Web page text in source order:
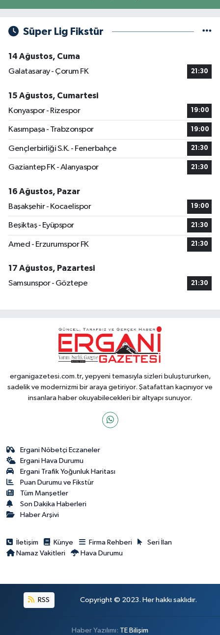
Süper Lig Fikstür
14 Ağustos, Cuma
Galatasaray - Çorum FK
21:30
15 Ağustos, Cumartesi
Konyaspor - Rizespor
19:00
Kasımpaşa - Trabzonspor 19:00
Gençlerbirliği S.K. - Fenerbahçe 21:30
Gaziantep FK - Alanyaspor 21:30
16 Ağustos, Pazar
Başakşehir - Kocaelispor
19:00
Beşiktaş - Eyüpspor 21:30
Amed - Erzurumspor FK 21:30
17 Ağustos, Pazartesi
Samsunspor - Göztepe
21:30
erganigazetesi.com.tr, yepyeni temasıyla sizleri buluştururken,
sadelik ve modernizmi bir araya getiriyor. Şatafattan kaçınıyor ve
insanlara haber okuyabilecekleri bir altyapı sunuyor.
Ergani Nöbetçi Eczaneler
Ergani Hava Durumu
Ergani Trafik Yoğunluk Haritası
Puan Durumu ve Fikstür
Tüm Manşetler
Son Dakika Haberleri
Haber Arşivi
İletişim Künye Firma Rehberi
Seri İlan
Namaz Vakitleri
Hava Durumu
RSS Copyright © 2023. Her hakkı saklıdır.
Haber Yazılımı: TE Bilişim